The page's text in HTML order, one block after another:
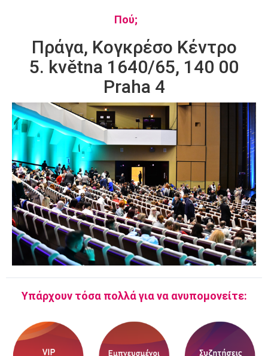
Πού;
Πράγα, Κογκρέσο Κέντρο
5. května 1640/65, 140 00
Praha 4
Υπάρχουν τόσα πολλά για να ανυπομονείτε: